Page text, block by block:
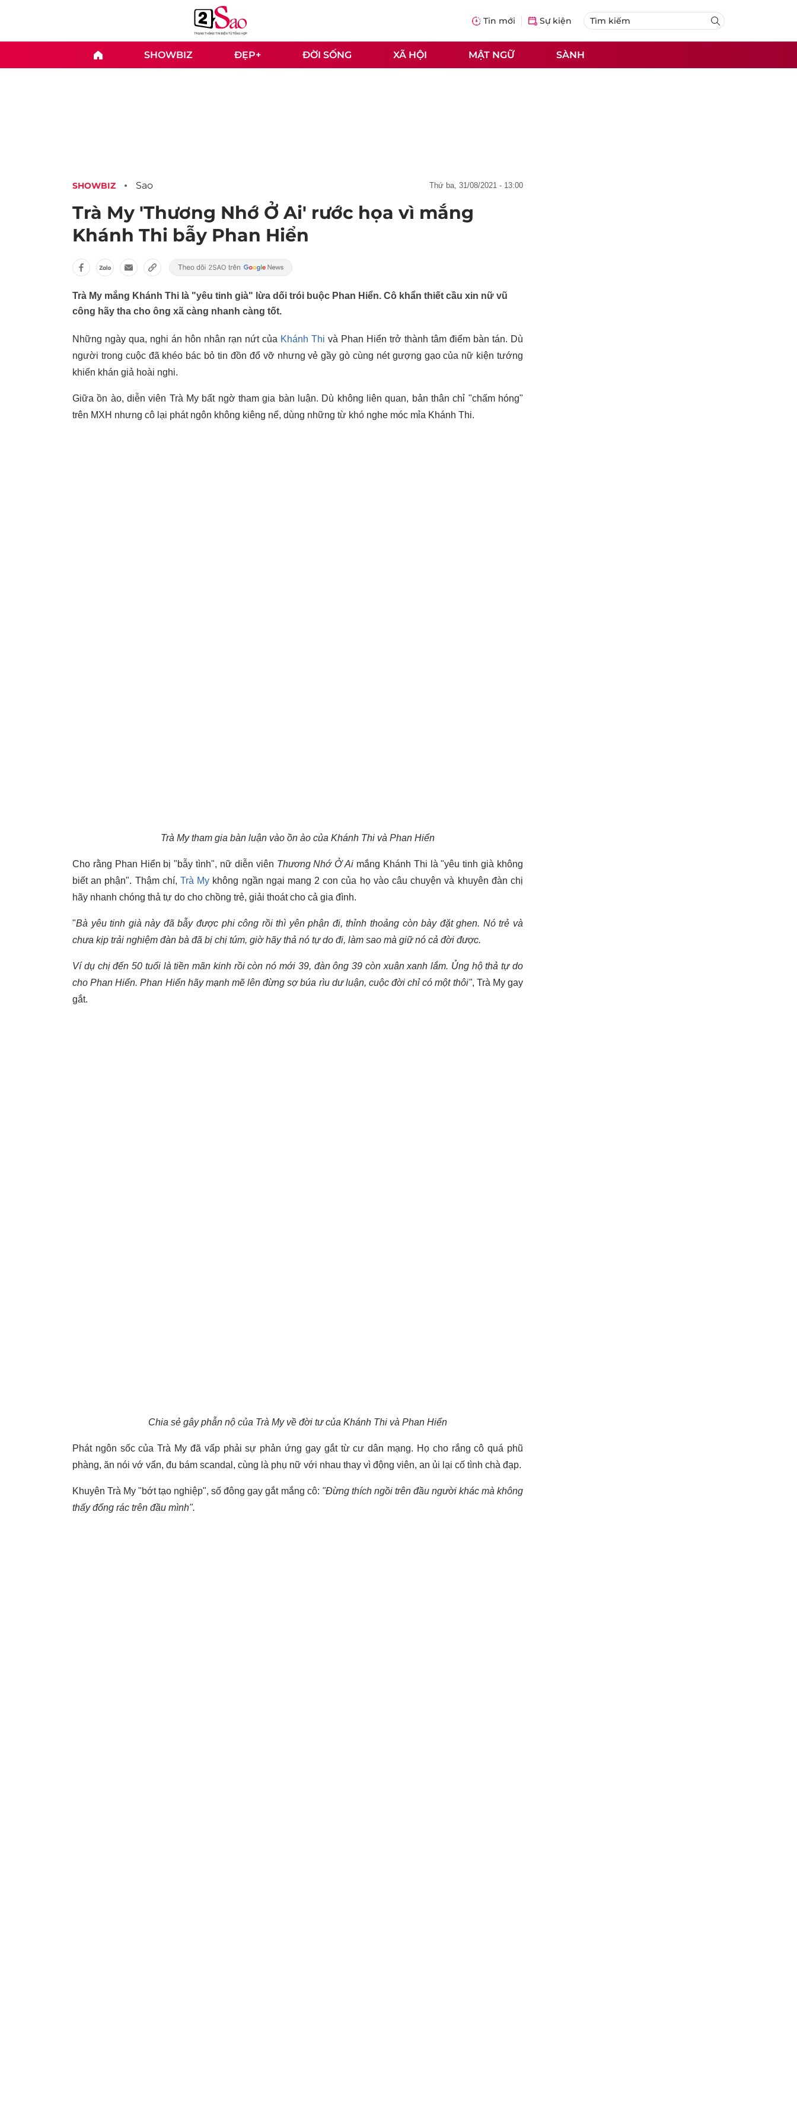
Tin mới Sự kiện
SHOWBIZ ĐẸP+ ĐỜI SỐNG XÃ HỘI MẬT NGỮ SÀNH
SHOWBIZ Sao thứ ba, 31/08/2021 - 13:00
Trà My 'Thương Nhớ Ở Ai' rước họa vì mắng
Khánh Thi bẫy Phan Hiển
Trà My mắng Khánh Thi là "yêu tinh già" lừa dối trói buộc Phan Hiển. Cô khẩn thiết cầu xin nữ vũ
công hãy tha cho ông xã càng nhanh càng tốt.
Những ngày qua, nghi án hôn nhân rạn nứt của Khánh Thi và Phan Hiển trở thành tâm điểm bàn tán. Dù
người trong cuộc đã khéo bác bỏ tin đồn đổ vỡ nhưng vẻ gầy gò cùng nét gượng gạo của nữ kiện tướng
khiến khán giả hoài nghi.
Giữa ồn ào, diễn viên Trà My bất ngờ tham gia bàn luận. Dù không liên quan, bản thân chỉ "chấm hóng"
trên MXH nhưng cô lại phát ngôn không kiêng nể, dùng những từ khó nghe móc mỉa Khánh Thi.
Trà My tham gia bàn luận vào ồn ào của Khánh Thi và Phan Hiển
Cho rằng Phan Hiển bị "bẫy tình", nữ diễn viên Thương Nhớ Ở Ai mắng Khánh Thi là "yêu tinh già không
biết an phận". Thậm chí, Trà My không ngần ngại mang 2 con của họ vào câu chuyện và khuyên đàn chị
hãy nhanh chóng thả tự do cho chồng trẻ, giải thoát cho cả gia đình.
"Bà yêu tinh già này đã bẫy được phi công rồi thì yên phận đi, thỉnh thoảng còn bày đặt ghen. Nó trẻ và
chưa kịp trải nghiệm đàn bà đã bị chị túm, giờ hãy thả nó tự do đi, làm sao mà giữ nó cả đời được.
Ví dụ chị đến 50 tuổi là tiền mãn kinh rồi còn nó mới 39, đàn ông 39 còn xuân xanh lắm. Ủng hộ thả tự do
cho Phan Hiển. Phan Hiển hãy mạnh mẽ lên đừng sợ búa rìu dư luận, cuộc đời chỉ có một thôi", Trà My gay
gắt.
Chia sẻ gây phẫn nộ của Trà My về đời tư của Khánh Thi và Phan Hiển
Phát ngôn sốc của Trà My đã vấp phải sự phản ứng gay gắt từ cư dân mạng. Họ cho rắng cô quá phũ
phàng, ăn nói vớ vẩn, đu bám scandal, cùng là phụ nữ với nhau thay vì động viên, an ủi lại cố tình chà đạp.
Khuyên Trà My "bớt tạo nghiệp", số đông gay gắt mắng cô: "Đừng thích ngồi trên đầu người khác mà không
thấy đống rác trên đầu mình".